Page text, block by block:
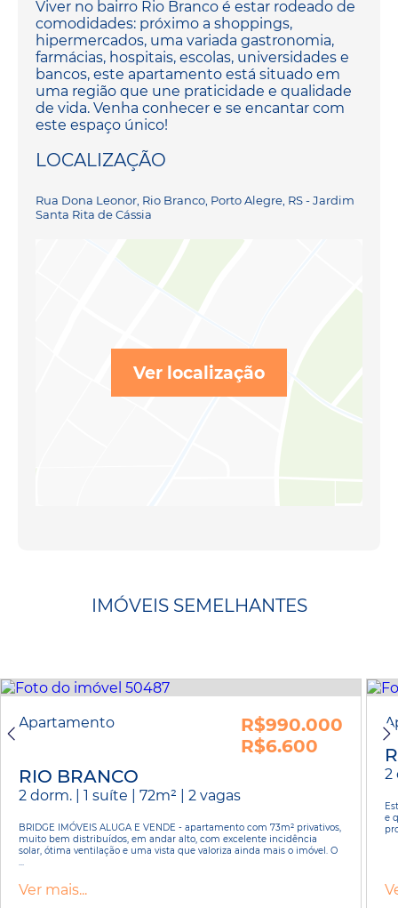
Viver no bairro Rio Branco é estar rodeado de
comodidades: próximo a shoppings,
hipermercados, uma variada gastronomia,
farmácias, hospitais, escolas, universidades e
bancos, este apartamento está situado em
uma região que une praticidade e qualidade
de vida. Venha conhecer e se encantar com
este espaço único!
LOCALIZAÇÃO
Rua Dona Leonor, Rio Branco, Porto Alegre, RS - Jardim
Santa Rita de Cássia
Ver localização
IMÓVEIS SEMELHANTES
Apartamento
R$990.000
R$6.600
RIO BRANCO
2 dorm. | 1 suíte | 72m² | 2 vagas
BRIDGE IMÓVEIS ALUGA E VENDE - apartamento com 73m² privativos,
muito bem distribuídos, em andar alto, com excelente incidência
solar, ótima ventilação e uma vista que valoriza ainda mais o imóvel. O
...
Ver mais...
2
e